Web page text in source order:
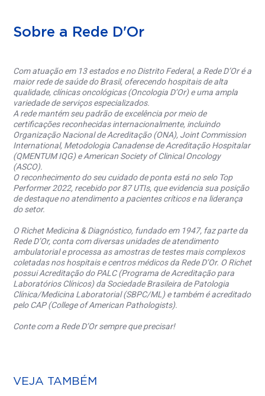
Sobre a Rede D'Or
Com atuação em 13 estados e no Distrito Federal, a Rede D’Or é a
maior rede de saúde do Brasil, oferecendo hospitais de alta
qualidade, clínicas oncológicas (Oncologia D’Or) e uma ampla
variedade de serviços especializados.
A rede mantém seu padrão de excelência por meio de
certificações reconhecidas internacionalmente, incluindo
Organização Nacional de Acreditação (ONA), Joint Commission
International, Metodologia Canadense de Acreditação Hospitalar
(QMENTUM IQG) e American Society of Clinical Oncology
(ASCO).
O reconhecimento do seu cuidado de ponta está no selo Top
Performer 2022, recebido por 87 UTIs, que evidencia sua posição
de destaque no atendimento a pacientes críticos e na liderança
do setor.
O Richet Medicina & Diagnóstico, fundado em 1947, faz parte da
Rede D’Or, conta com diversas unidades de atendimento
ambulatorial e processa as amostras de testes mais complexos
coletadas nos hospitais e centros médicos da Rede D’Or. O Richet
possui Acreditação do PALC (Programa de Acreditação para
Laboratórios Clínicos) da Sociedade Brasileira de Patologia
Clínica/Medicina Laboratorial (SBPC/ML) e também é acreditado
pelo CAP (College of American Pathologists).
Conte com a Rede D’Or sempre que precisar!
VEJA TAMBÉM